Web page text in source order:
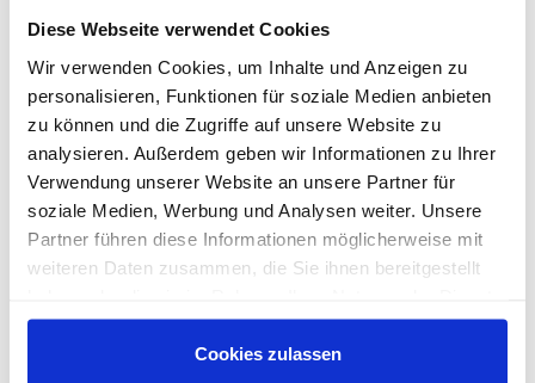
Diese Webseite verwendet Cookies
Wir verwenden Cookies, um Inhalte und Anzeigen zu
personalisieren, Funktionen für soziale Medien anbieten
zu können und die Zugriffe auf unsere Website zu
analysieren. Außerdem geben wir Informationen zu Ihrer
Verwendung unserer Website an unsere Partner für
soziale Medien, Werbung und Analysen weiter. Unsere
Partner führen diese Informationen möglicherweise mit
weiteren Daten zusammen, die Sie ihnen bereitgestellt
gesammelt haben.
Cookies zulassen
Horst Rogusch-Stiftung, die in europäischen Ländern mit
starken vom Wohlstandsniveau abweichenden Verhältnissen
die Handwerksausbildung fördert. Unser
Mehrheitsgesellschafter setzt hierfür sein Privatvermögen ein –
mit der Überzeugung, dass nur aus einem soliden Mittelstand
mit einer handwerklichen Basis Wohlstand entstehen kann.
Unser oberstes Ziel besteht darin, dem jeweiligen Nutzen